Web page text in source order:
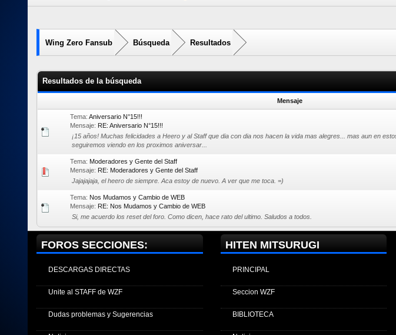
Wing Zero Fansub Búsqueda Resultados
Resultados de la búsqueda
Mensaje
Tema: Aniversario N°15!!!
Mensaje: RE: Aniversario N°15!!!
¡15 años! Muchas felicidades a Heero y al Staff que dia con dia nos hacen la vida mas alegres... mas aun en
seguiremos viendo en los proximos aniversar...
Tema: Moderadores y Gente del Staff
Mensaje: RE: Moderadores y Gente del Staff
Jajajajaja, el heero de siempre. Aca estoy de nuevo. A ver que me toca. =)
Tema: Nos Mudamos y Cambio de WEB
Mensaje: RE: Nos Mudamos y Cambio de WEB
Si, me acuerdo los reset del foro. Como dicen, hace rato del ultimo. Saludos a todos.
FOROS SECCIONES:
DESCARGAS DIRECTAS
Unite al STAFF de WZF
Dudas problemas y Sugerencias
HITEN MITSURUGI
PRINCIPAL
Seccion WZF
BIBLIOTECA